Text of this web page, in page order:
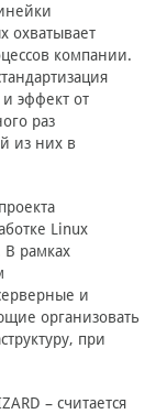
охватывает
компании.
эффект от
раз
из них в
Linux
рамках
и
организовать
при
– считается